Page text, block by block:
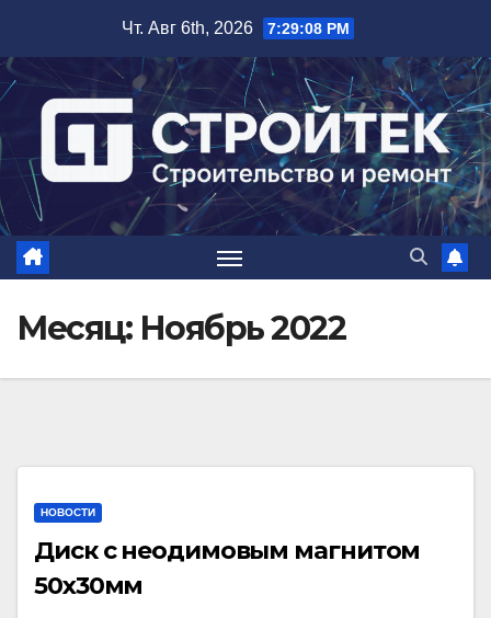
содержимому
Чт. Авг 6th, 2026 7:29:09 PM
Месяц: Ноябрь 2022
НОВОСТИ
Диск с неодимовым магнитом
50х30мм